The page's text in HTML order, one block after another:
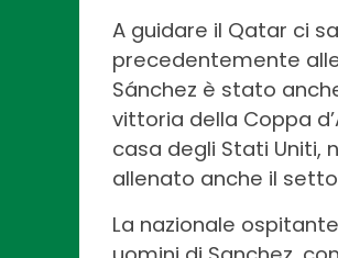
A guidare il Qatar ci
precedentemente
Sánchez è stato
vittoria della Coppa
casa degli Stati Uniti,
allenato anche il
La nazionale